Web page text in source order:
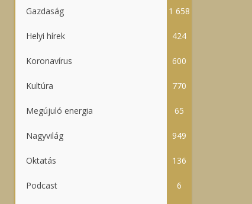
Gazdaság 1 658
Helyi hírek 424
Koronavírus 600
Kultúra 770
Megújuló energia 65
Nagyvilág 949
Oktatás 136
Podcast 6